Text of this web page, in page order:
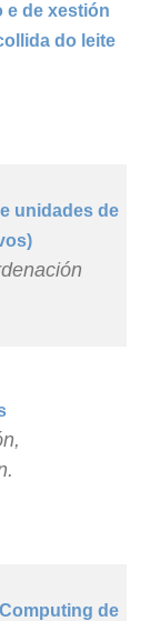
e de xestión
do leite
unidades de
de